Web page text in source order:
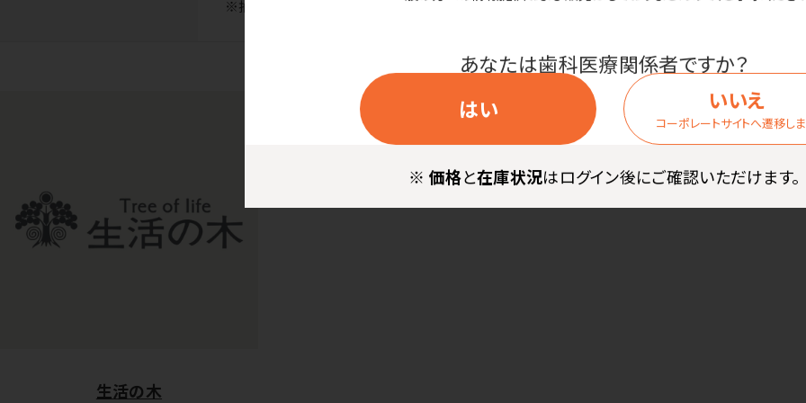
あなたは歯科医療関係者ですか？
はい
いいえ
コーポレートサイトへ遷移し
※ 価格と在庫状況はログイン後にご確認いただけます。
※抽出したハーブティーは冷蔵庫で保存し、当日中にお召し上がりください。
生活の木